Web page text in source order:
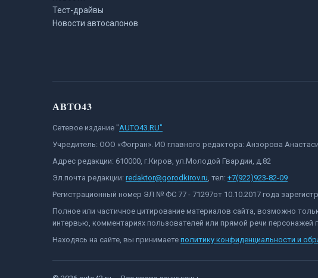
Тест-драйвы
Новости автосалонов
АВТО43
Сетевое издание "AUTO43.RU"
Учредитель: ООО «Фогран». ИО главного редактора: Анзорова
Адрес редакции: 610000, г.Киров, ул.Молодой Гвардии, д.82
Эл.почта редакции: redaktor@gorodkirov.ru, тел: +7(922)923-82-09
Регистрационный номер ЭЛ № ФС 77 - 71297от 10.10.2017 года
Полное или частичное цитирование материалов сайта, возможно
интервью, комментариях пользователей или прямой речи персонажей
Находясь на сайте, вы принимаете политику конфиденциальности и